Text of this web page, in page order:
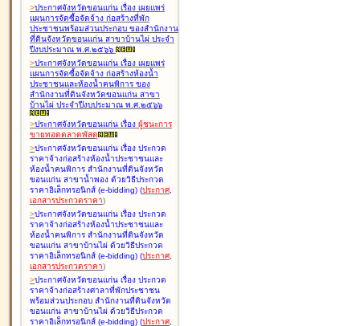
>ประกาศจังหวัดขอนแก่น เรื่อง เผยแพร่
แผนการจัดซื้อจัดจ้าง ก่อสร้างที่พัก
ประชาชนพร้อมส่วนประกอบ ของสำนักงาน
ที่ดินจังหวัดขอนแก่น สาขาบ้านไผ่ ประจำ
ปีงบประมาณ พ.ศ.๒๕๖๖
>ประกาศจังหวัดขอนแก่น เรื่อง เผยแพร่
แผนการจัดซื้อจัดจ้าง ก่อสร้างห้องน้ำ
ประชาชนและห้องน้ำคนพิการ ของ
สำนักงานที่ดินจังหวัดขอนแก่น สาขา
บ้านไผ่ ประจำปีงบประมาณ พ.ศ.๒๕๖๖
>ประกาศจังหวัดขอนแก่น เรื่อง ผู้ชนะการ
ขายทอดตลาดพัสดุ
>ประกาศจังหวัดขอนแก่น เรื่อง ประกวด
ราคาจ้างก่อสร้างห้องน้ำประชาชนและ
ห้องน้ำคนพิการ สำนักงานที่ดินจังหวัด
ขอนแก่น สาขาน้ำพอง ด้วยวิธีประกวด
ราคาอิเล็กทรอนิกส์ (e-bidding) (ประกาศ,
เอกสารประกวดราคา)
>ประกาศจังหวัดขอนแก่น เรื่อง ประกวด
ราคาจ้างก่อสร้างห้องน้ำประชาชนและ
ห้องน้ำคนพิการ สำนักงานที่ดินจังหวัด
ขอนแก่น สาขาบ้านไผ่ ด้วยวิธีประกวด
ราคาอิเล็กทรอนิกส์ (e-bidding) (ประกาศ,
เอกสารประกวดราคา)
>ประกาศจังหวัดขอนแก่น เรื่อง ประกวด
ราคาจ้างก่อสร้างศาลาที่พักประชาชน
พร้อมส่วนประกอบ สำนักงานที่ดินจังหวัด
ขอนแก่น สาขาบ้านไผ่ ด้วยวิธีประกวด
ราคาอิเล็กทรอนิกส์ (e-bidding) (ประกาศ,